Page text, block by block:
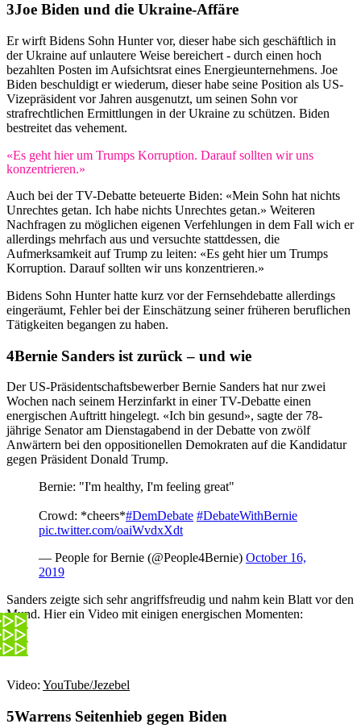
Joe Biden und die Ukraine-Affäre
Er wirft Bidens Sohn Hunter vor, dieser habe sich geschäftlich in
der Ukraine auf unlautere Weise bereichert - durch einen hoch
bezahlten Posten im Aufsichtsrat eines Energieunternehmens. Joe
Biden beschuldigt er wiederum, dieser habe seine Position als US-
Vizepräsident vor Jahren ausgenutzt, um seinen Sohn vor
strafrechtlichen Ermittlungen in der Ukraine zu schützen. Biden
bestreitet das vehement.
«Es geht hier um Trumps Korruption. Darauf sollten wir uns
konzentrieren.»
Auch bei der TV-Debatte beteuerte Biden: «Mein Sohn hat nichts
Unrechtes getan. Ich habe nichts Unrechtes getan.» Weiteren
Nachfragen zu möglichen eigenen Verfehlungen in dem Fall wich er
allerdings mehrfach aus und versuchte stattdessen, die
Aufmerksamkeit auf Trump zu leiten: «Es geht hier um Trumps
Korruption. Darauf sollten wir uns konzentrieren.»
Bidens Sohn Hunter hatte kurz vor der Fernsehdebatte allerdings
eingeräumt, Fehler bei der Einschätzung seiner früheren beruflichen
Tätigkeiten begangen zu haben.
Bernie Sanders ist zurück – und wie
Der US-Präsidentschaftsbewerber Bernie Sanders hat nur zwei
Wochen nach seinem Herzinfarkt in einer TV-Debatte einen
energischen Auftritt hingelegt. «Ich bin gesund», sagte der 78-
jährige Senator am Dienstagabend in der Debatte von zwölf
Anwärtern bei den oppositionellen Demokraten auf die Kandidatur
gegen Präsident Donald Trump.
Bernie: "I'm healthy, I'm feeling great"
Crowd: *cheers*#DemDebate #DebateWithBernie
pic.twitter.com/oaiWvdxXdt
— People for Bernie (@People4Bernie) October 16,
2019
Sanders zeigte sich sehr angriffsfreudig und nahm kein Blatt vor den
Mund. Hier ein Video mit einigen energischen Momenten:
Video: YouTube/Jezebel
Warrens Seitenhieb gegen Biden